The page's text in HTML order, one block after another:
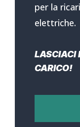
per la
elettriche.
LASCIACI
CARICO!